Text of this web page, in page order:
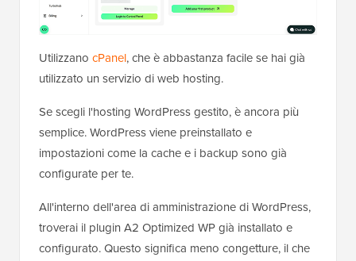
Utilizzano cPanel, che è abbastanza facile se hai già
utilizzato un servizio di web hosting.
Se scegli l'hosting WordPress gestito, è ancora più
semplice. WordPress viene preinstallato e
impostazioni come la cache e i backup sono già
configurate per te.
All'interno dell'area di amministrazione di WordPress,
troverai il plugin A2 Optimized WP già installato e
configurato. Questo significa meno congetture, il che